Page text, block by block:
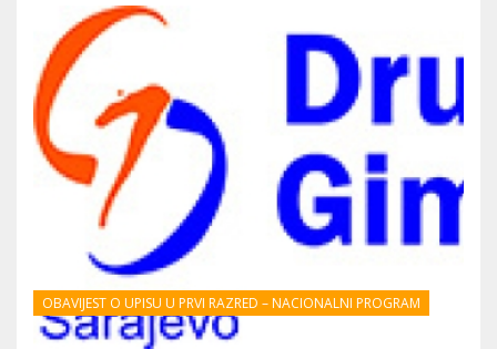
OBAVIJEST O UPISU U PRVI RAZRED – NACIONALNI PROGRAM